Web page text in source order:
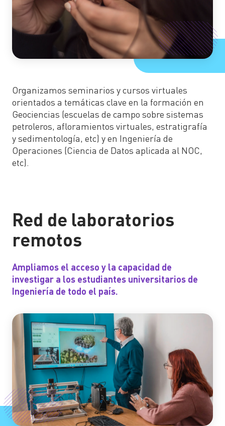
Organizamos seminarios y cursos virtuales
orientados a temáticas clave en la formación en
Geociencias (escuelas de campo sobre sistemas
petroleros, afloramientos virtuales, estratigrafía
y sedimentología, etc) y en Ingeniería de
Operaciones (Ciencia de Datos aplicada al NOC,
etc).
Red de laboratorios
remotos
Ampliamos el acceso y la capacidad de
investigar a los estudiantes universitarios de
Ingeniería de todo el país.